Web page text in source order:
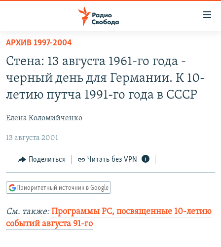
упрощенного
доступа
основному
Вернутся
навигации
Вернутся
поиску
АВТОРСКИЕ ПРОЕКТЫ
МНЕНИЯ
КУЛЬТУРА
IDEL.РЕАЛИИ
СЕВЕР.РЕАЛИИ
СИБИРЬ.РЕАЛИИ
РАСПИСАНИЕ ВЕЩАНИЯ
АРХИВ 1997-2004
Стена: 13 августа 1961-го года -
черный день для Германии. К 10-
летию путча 1991-го года в СССР
Елена Коломийченко
13 августа 2001
Поделиться Читать без VPN
Приоритетный источник в Google
См. также: Программы РС, посвященные 10-летию
событий августа 91-го